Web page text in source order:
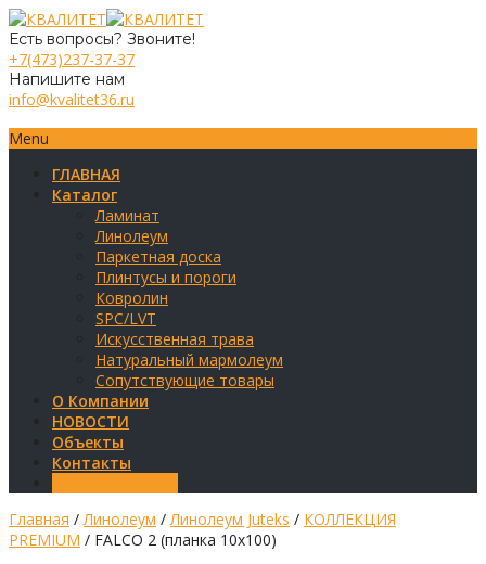
Есть вопросы? Звоните!
+7(473)237-37-37
Напишите нам
info@kvalitet36.ru
Menu
ГЛАВНАЯ
Каталог
Ламинат
Линолеум
Паркетная доска
Плинтусы и пороги
Ковролин
SPC/LVT
Искусственная трава
Натуральный мармолеум
Сопутствующие товары
О Компании
НОВОСТИ
Объекты
Контакты
Главная /Линолеум /Линолеум Juteks / КОЛЛЕКЦИЯ
PREMIUM / FALCO 2 (планка 10х100)